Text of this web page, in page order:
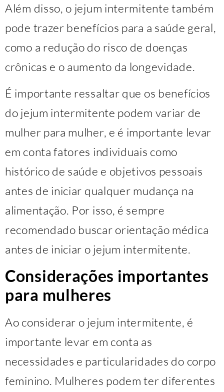
Além disso, o jejum intermitente também
pode trazer benefícios para a saúde geral,
como a redução do risco de doenças
crônicas e o aumento da longevidade.
É importante ressaltar que os benefícios
do jejum intermitente podem variar de
mulher para mulher, e é importante levar
em conta fatores individuais como
histórico de saúde e objetivos pessoais
antes de iniciar qualquer mudança na
alimentação. Por isso, é sempre
recomendado buscar orientação médica
antes de iniciar o jejum intermitente.
Considerações importantes
para mulheres
Ao considerar o jejum intermitente, é
importante levar em conta as
necessidades e particularidades do corpo
feminino. Mulheres podem ter diferentes